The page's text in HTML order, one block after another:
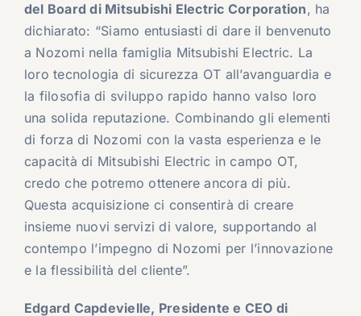
del Board di Mitsubishi Electric Corporation, ha
dichiarato: “Siamo entusiasti di dare il benvenuto
a Nozomi nella famiglia Mitsubishi Electric. La
loro tecnologia di sicurezza OT all’avanguardia e
la filosofia di sviluppo rapido hanno valso loro
una solida reputazione. Combinando gli elementi
di forza di Nozomi con la vasta esperienza e le
capacità di Mitsubishi Electric in campo OT,
credo che potremo ottenere ancora di più.
Questa acquisizione ci consentirà di creare
insieme nuovi servizi di valore, supportando al
contempo l’impegno di Nozomi per l’innovazione
e la flessibilità del cliente”.
Edgard Capdevielle, Presidente e CEO di